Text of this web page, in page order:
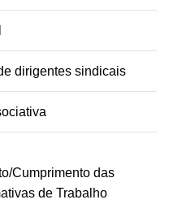
dirigentes sindicais
Cumprimento das
de Trabalho